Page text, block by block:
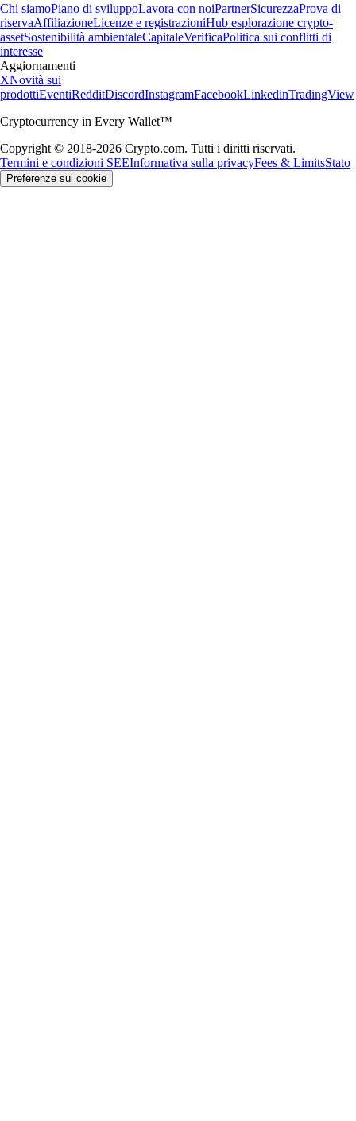
Chi siamoPiano di sviluppoLavora con noiPartnerSicurezzaProva di
riservaAffiliazioneLicenze e registrazioniHub esplorazione crypto-
assetSostenibilità ambientaleCapitaleVerificaPolitica sui conflitti di
interesse
Aggiornamenti
XNovità sui
prodottiEventiRedditDiscordInstagramFacebookLinkedinTradingView
Cryptocurrency in Every Wallet™
Copyright © 2018-2026 Crypto.com. Tutti i diritti riservati.
Termini e condizioni SEEInformativa sulla privacyFees & LimitsStato
Preferenze sui cookie